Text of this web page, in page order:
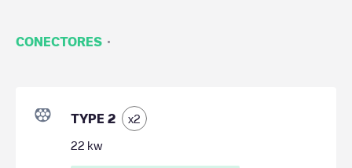
CONECTORES ·
TYPE 2 x2
22 kw